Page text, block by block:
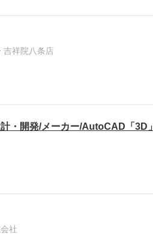
吉祥院八条店
・開発/メーカー/AutoCAD「3D」
社